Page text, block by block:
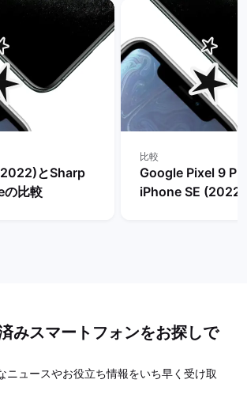
とSharp
比較
比較
Google Pixel 9
iPhone SE
みスマートフォンをお探しで
ニュースやお役立ち情報をいち早く受け取